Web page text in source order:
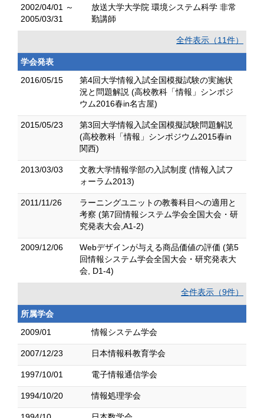
2002/04/01 ～
2005/03/31
放送大学大学院 環境システム科学 非常
勤講師
全件表示（11件）
学会発表
2016/05/15
第4回大学情報入試全国模擬試験の実施状
況と問題解説 (高校教科「情報」シンポジ
ウム2016春in名古屋)
2015/05/23
第3回大学情報入試全国模擬試験問題解説
(高校教科「情報」シンポジウム2015春in
関西)
2013/03/03
文教大学情報学部の入試制度 (情報入試フ
ォーラム2013)
2011/11/26
ラーニングユニットの教養科目への適用と
考察 (第7回情報システム学会全国大会・研
究発表大会,A1-2)
2009/12/06
Webデザインが与える商品価値の評価 (第5
回情報システム学会全国大会・研究発表大
会, D1-4)
全件表示（9件）
所属学会
2009/01
情報システム学会
2007/12/23 日本情報科教育学会
1997/10/01 電子情報通信学会
1994/10/20 情報処理学会